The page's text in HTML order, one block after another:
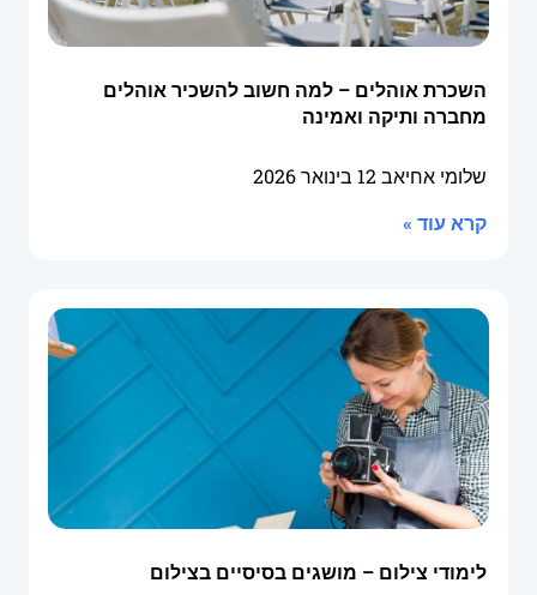
השכרת אוהלים – למה חשוב להשכיר אוהלים
מחברה ותיקה ואמינה
שלומי אחיאב12 בינואר 2026
קרא עוד »
לימודי צילום – מושגים בסיסיים בצילום